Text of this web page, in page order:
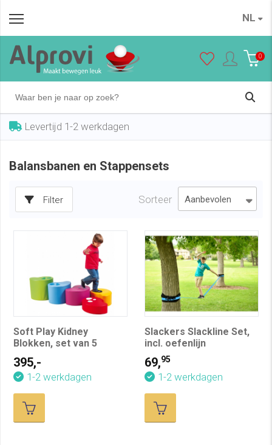
NL
0
Levertijd 1-2 werkdagen
Balansbanen en Stappensets
Filter Sorteer
Soft Play Kidney
Blokken, set van 5
395,-
1-2 werkdagen
Slackers Slackline Set,
incl. oefenlijn
69,95
1-2 werkdagen